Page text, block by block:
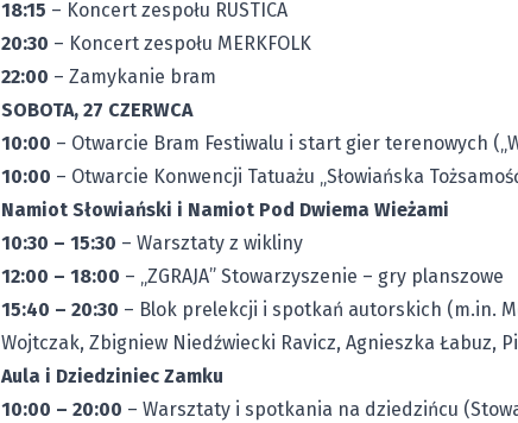
18:15 – Koncert zespołu RUSTICA
20:30 – Koncert zespołu MERKFOLK
22:00 – Zamykanie bram
SOBOTA, 27 CZERWCA
10:00 – Otwarcie Bram Festiwalu i start gier terenowych
10:00 – Otwarcie Konwencji Tatuażu „Słowiańska
Namiot Słowiański i Namiot Pod Dwiema Wieżami
10:30 – 15:30 – Warsztaty z wikliny
12:00 – 18:00 – „ZGRAJA” Stowarzyszenie – gry planszowe
15:40 – 20:30 – Blok prelekcji i spotkań autorskich (m.in.
Wojtczak, Zbigniew Niedźwiecki Ravicz, Agnieszka Łabuz,
Aula i Dziedziniec Zamku
10:00 – 20:00 – Warsztaty i spotkania na dziedzińcu